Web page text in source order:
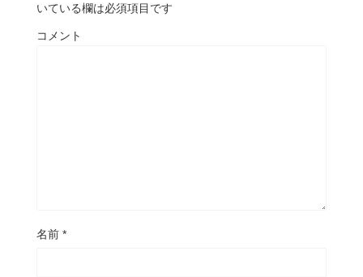
いている欄は必須項目です
コメント
名前 *